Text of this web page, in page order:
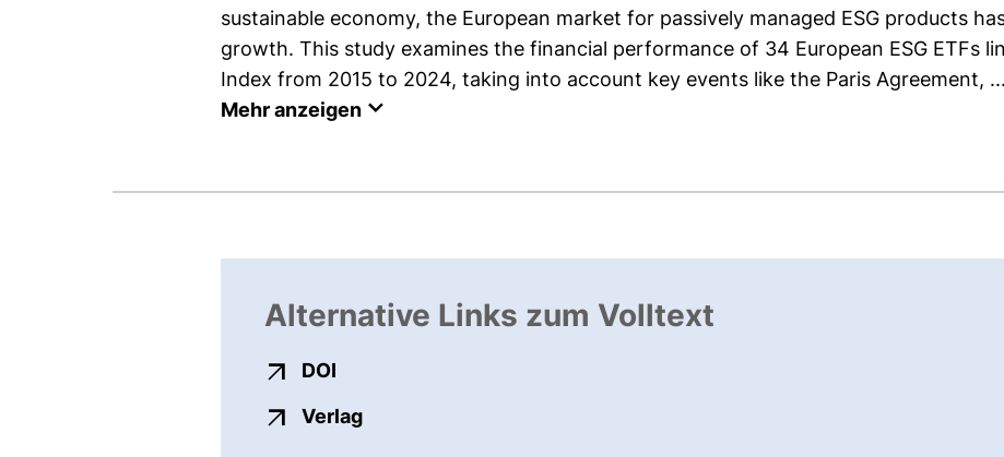
sustainable economy, the European market for passively managed ESG products
growth. This study examines the financial performance of 34 European ESG ETFs
Index from 2015 to 2024, taking into account key events like the Paris Agreement, ...
Mehr anzeigen
Alternative Links zum Volltext
DOI
Verlagexterner Link, öffnet neues Fenster